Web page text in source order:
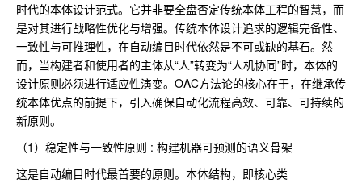
时代的本体设计范式。它并非要全盘否定传统本体工程的智慧，而
是对其进行战略性优化与增强。传统本体设计追求的逻辑完备性、
一致性与可推理性，在自动编目时代依然是不可或缺的基石。然
而，当构建者和使用者的主体从“人”转变为“人机协同”时，本体的
设计原则必须进行适应性演变。OAC方法论的核心在于，在继承传
统本体优点的前提下，引入确保自动化流程高效、可靠、可持续的
新原则。
（1）稳定性与一致性原则 : 构建机器可预测的语义骨架
这是自动编目时代最首要的原则。本体结构，即核心类